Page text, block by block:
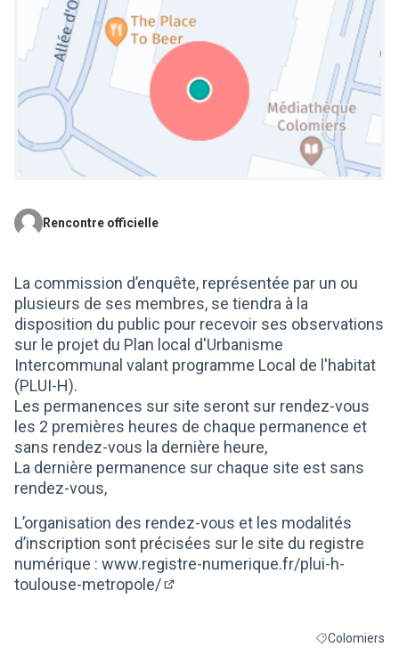
(Lien externe)
Rencontre officielle
La commission d’enquête, représentée par un ou
plusieurs de ses membres, se tiendra à la
disposition du public pour recevoir ses observations
sur le projet du Plan local d'Urbanisme
Intercommunal valant programme Local de l'habitat
(PLUI-H).
Les permanences sur site seront sur rendez-vous
les 2 premières heures de chaque permanence et
sans rendez-vous la dernière heure,
La dernière permanence sur chaque site est sans
rendez-vous,
L’organisation des rendez-vous et les modalités
d’inscription sont précisées sur le site du registre
numérique : www.registre-numerique.fr/plui-h-
toulouse-metropole/
Filtrer les
Colomiers